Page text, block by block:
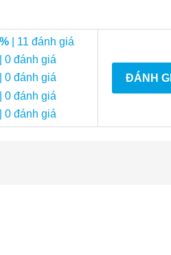
trợ về tinh thần. Dưới đây là
đầu dầu hoặc tóc khô. Bạn có
và hỗ trợ sự phát triển của tóc.
trình lành vết thương và phục
sử dụng trong các hỗn hợp
| 11 đánh giá
| 0 đánh giá
| 0 đánh giá
| 0 đánh giá
| 0 đánh giá
ĐÁNH